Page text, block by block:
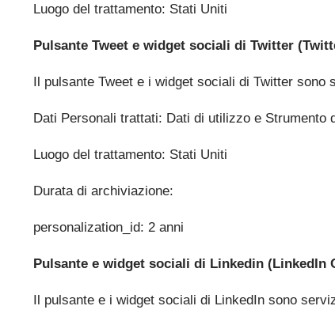
Luogo del trattamento: Stati Uniti
Pulsante Tweet e widget sociali di Twitter
Il pulsante Tweet e i widget sociali di Twitter
Dati Personali trattati: Dati di utilizzo e Strumento
Luogo del trattamento: Stati Uniti
Durata di archiviazione:
personalization_id: 2 anni
Pulsante e widget sociali di Linkedin (LinkedIn
Il pulsante e i widget sociali di LinkedIn sono